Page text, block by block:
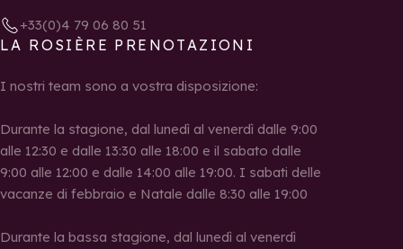
+33(0)4 79 06 80 51
LA ROSIÈRE PRENOTAZIONI
I nostri team sono a vostra disposizione:
Durante la stagione, dal lunedì al venerdì dalle 9:00
alle 12:30 e dalle 13:30 alle 18:00 e il sabato dalle
9:00 alle 12:00 e dalle 14:00 alle 19:00. I sabati delle
vacanze di febbraio e Natale dalle 8:30 alle 19:00
Durante la bassa stagione, dal lunedì al venerdì